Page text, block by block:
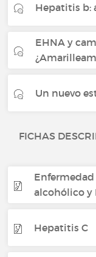
Hepatitis b:
EHNA y
Un nuevo
FICHAS
alcohólico y
Hepatitis C